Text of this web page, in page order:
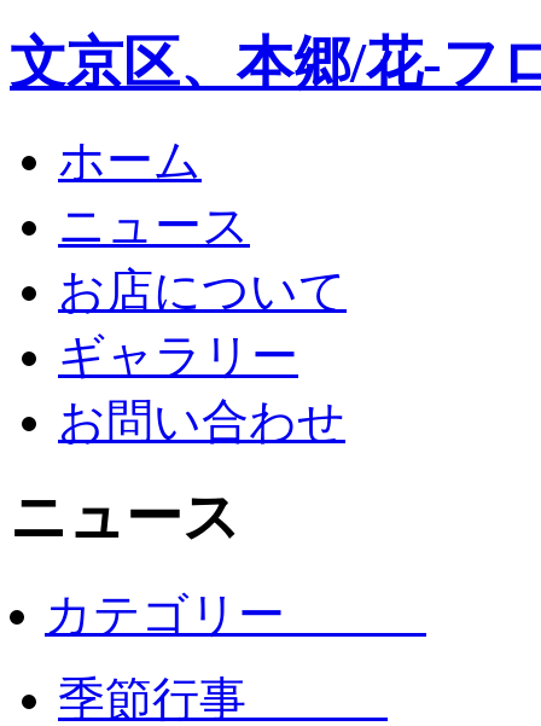
文京区、本郷/花-フ
ホーム
ニュース
お店について
ギャラリー
お問い合わせ
ニュース
カテゴリー
季節行事